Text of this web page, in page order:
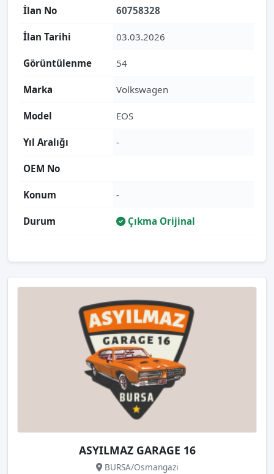
İlan No 60758328
İlan Tarihi 03.03.2026
Görüntülenme 54
Marka Volkswagen
Model EOS
Yıl Aralığı -
OEM No
Konum -
Durum Çıkma Orijinal
ASYILMAZ GARAGE 16
BURSA/Osmangazi